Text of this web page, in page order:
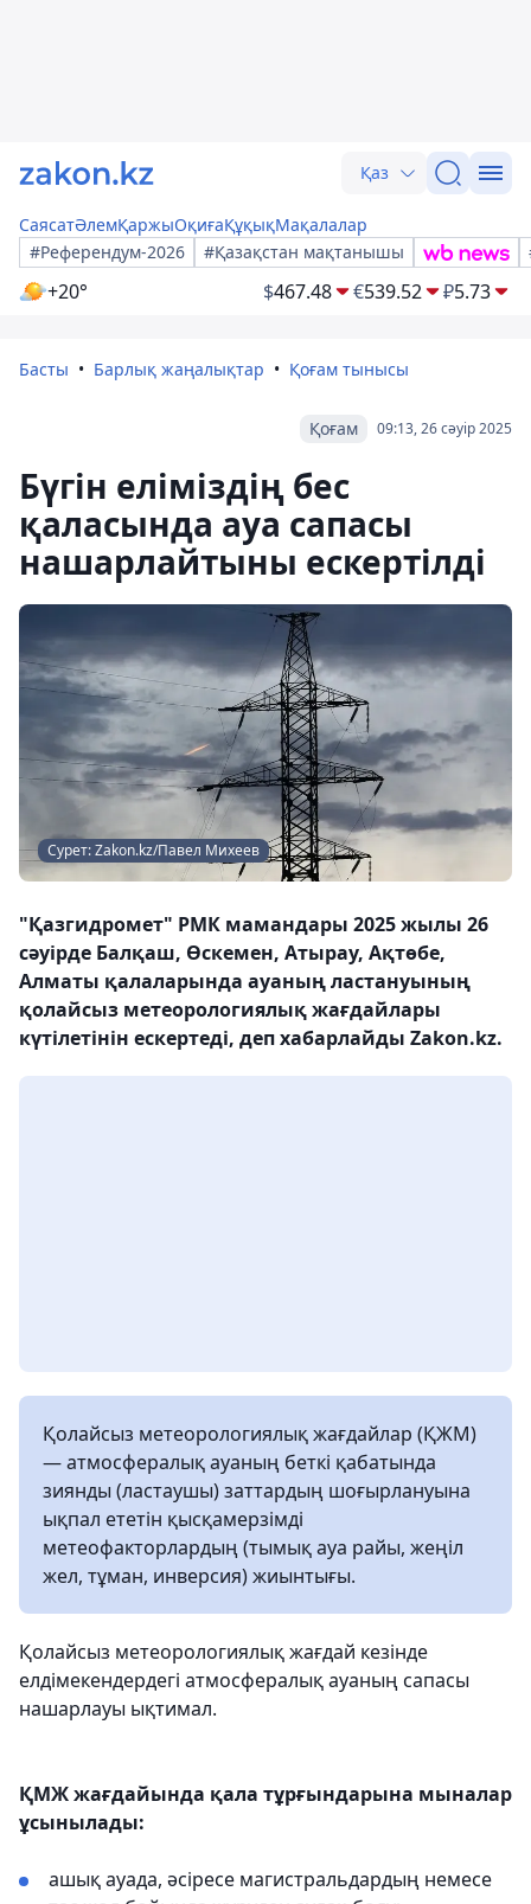
Қаз
СаясатӘлемҚаржыОқиғаҚұқықМақалалар
#Референдум-2026
#Қазақстан мақтанышы
+20° $467.48 €539.52 ₽5.73
Басты Барлық жаңалықтар Қоғам тынысы
09:13, 26 сәуір 2025
Қоғам
Бүгін еліміздің бес
қаласында ауа сапасы
нашарлайтыны ескертілді
Сурет: Zakon.kz/Павел Михеев
"Қазгидромет" РМК мамандары 2025 жылы 26
сәуірде Балқаш, Өскемен, Атырау, Ақтөбе,
Алматы қалаларында ауаның ластануының
қолайсыз метеорологиялық жағдайлары
күтілетінін ескертеді, деп хабарлайды Zakon.kz.
Қолайсыз метеорологиялық жағдайлар (ҚЖМ)
— атмосфералық ауаның беткі қабатында
зиянды (ластаушы) заттардың шоғырлануына
ықпал ететін қысқамерзімді
метеофакторлардың (тымық ауа райы, жеңіл
жел, тұман, инверсия) жиынтығы.
Қолайсыз метеорологиялық жағдай кезінде
елдімекендердегі атмосфералық ауаның сапасы
нашарлауы ықтимал.
ҚМЖ жағдайында қала тұрғындарына мыналар
ұсынылады:
ашық ауада, әсіресе магистральдардың немесе